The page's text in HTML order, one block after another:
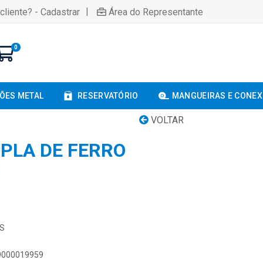
- Cadastrar | Área do Representante
0
METAL RESERVATÓRIO MANGUEIRAS E
VOLTAR
DE FERRO